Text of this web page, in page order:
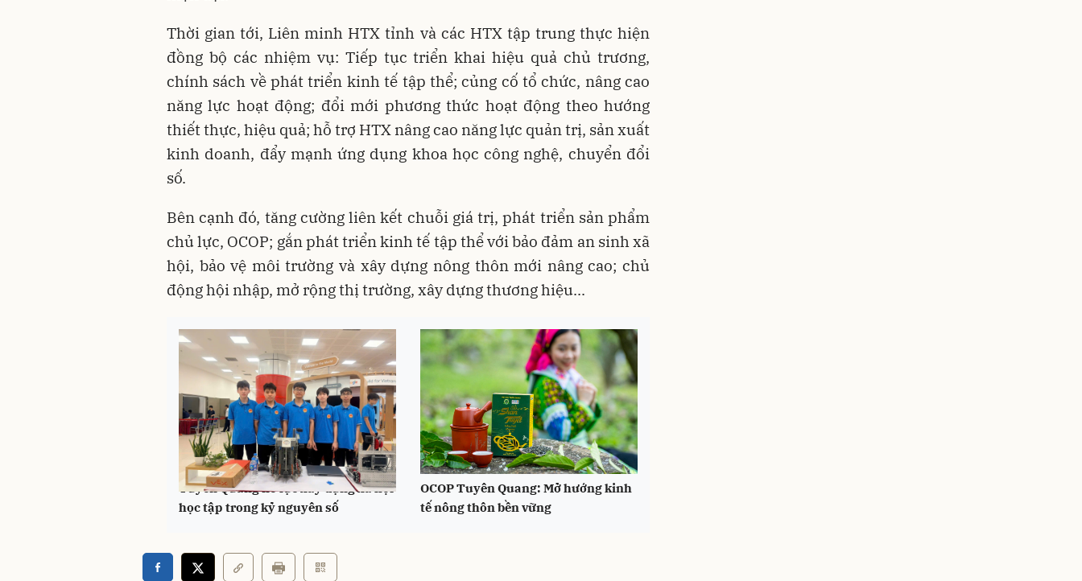
Thời gian tới, Liên minh HTX tỉnh và các HTX tập trung thực hiện
đồng bộ các nhiệm vụ: Tiếp tục triển khai hiệu quả chủ trương,
chính sách về phát triển kinh tế tập thể; củng cố tổ chức, nâng cao
năng lực hoạt động; đổi mới phương thức hoạt động theo hướng
thiết thực, hiệu quả; hỗ trợ HTX nâng cao năng lực quản trị, sản xuất
kinh doanh, đẩy mạnh ứng dụng khoa học công nghệ, chuyển đổi
số.
Bên cạnh đó, tăng cường liên kết chuỗi giá trị, phát triển sản phẩm
chủ lực, OCOP; gắn phát triển kinh tế tập thể với bảo đảm an sinh xã
hội, bảo vệ môi trường và xây dựng nông thôn mới nâng cao; chủ
động hội nhập, mở rộng thị trường, xây dựng thương hiệu...
Tuyên Quang nỗ lực xây dựng xã hội
học tập trong kỷ nguyên số
OCOP Tuyên Quang: Mở hướng kinh
tế nông thôn bền vững